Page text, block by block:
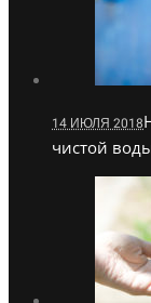
14 ИЮЛЯ 2018
чистой